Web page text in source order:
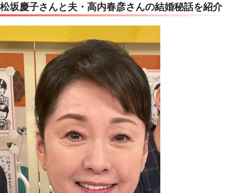
松坂慶子さんと夫・高内春彦さんの結婚秘話を紹介